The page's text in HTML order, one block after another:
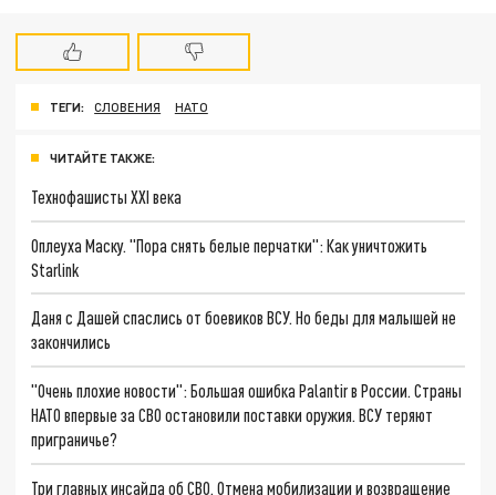
ТЕГИ: СЛОВЕНИЯ НАТО
ЧИТАЙТЕ ТАКЖЕ:
Технофашисты XXI века
Оплеуха Маску. "Пора снять белые перчатки": Как уничтожить
Starlink
Даня с Дашей спаслись от боевиков ВСУ. Но беды для малышей не
закончились
"Очень плохие новости": Большая ошибка Palantir в России. Страны
НАТО впервые за СВО остановили поставки оружия. ВСУ теряют
приграничье?
Три главных инсайда об СВО. Отмена мобилизации и возвращение